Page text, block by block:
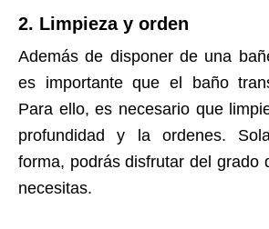
2. Limpieza y orden
Además de disponer de una
es importante que el baño
Para ello, es necesario que
profundidad y la ordenes.
forma, podrás disfrutar del grado
necesitas.